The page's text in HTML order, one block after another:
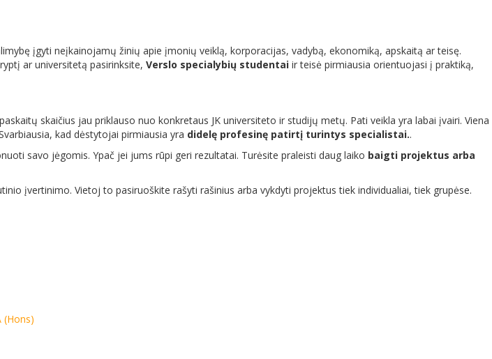
įgyti neįkainojamų žinių apie įmonių veiklą, korporacijas, vadybą, ekonomiką, apskaitą ar teisę.
ar universitetą pasirinksite, Verslo specialybių studentai ir teisė pirmiausia orientuojasi į praktiką,
skaičius jau priklauso nuo konkretaus JK universiteto ir studijų metų. Pati veikla yra labai įvairi. Viena
kad dėstytojai pirmiausia yra didelę profesinę patirtį turintys specialistai..
savo jėgomis. Ypač jei jums rūpi geri rezultatai. Turėsite praleisti daug laiko baigti projektus arba
įvertinimo. Vietoj to pasiruoškite rašyti rašinius arba vykdyti projektus tiek individualiai, tiek grupėse.
(Hons)